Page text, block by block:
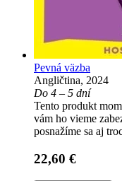
Pevná väzba
Angličtina, 2024
Do 4 – 5 dní
Tento produkt
vám ho vieme
posnažíme sa aj
22,60 €